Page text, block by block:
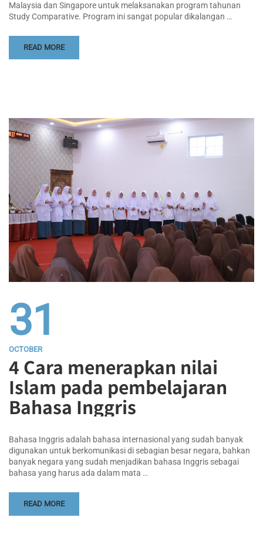
Malaysia dan Singapore untuk melaksanakan program tahunan
Study Comparative. Program ini sangat popular dikalangan …
READ MORE
31
OCTOBER
4 Cara menerapkan nilai
Islam pada pembelajaran
Bahasa Inggris
Bahasa Inggris adalah bahasa internasional yang sudah banyak
digunakan untuk berkomunikasi di sebagian besar negara, bahkan
banyak negara yang sudah menjadikan bahasa Inggris sebagai
bahasa yang harus ada dalam mata …
READ MORE